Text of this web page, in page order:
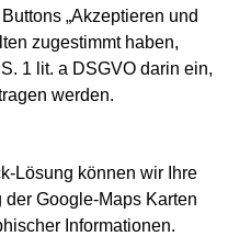
„Akzeptieren und
zugestimmt haben,
1 lit. a DSGVO darin ein,
werden.
Lösung können wir Ihre
Google-Maps Karten
Informationen.